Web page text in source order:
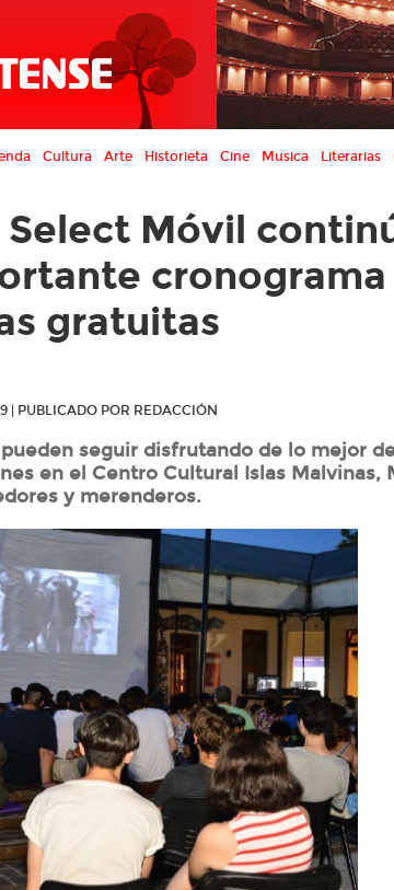
Cultura Arte Historieta Cine Musica Literarias
Select Móvil
cronograma
gratuitas
| PUBLICADO POR REDACCIÓN
seguir disfrutando de lo mejor
en el Centro Cultural Islas Malvinas,
y merenderos.